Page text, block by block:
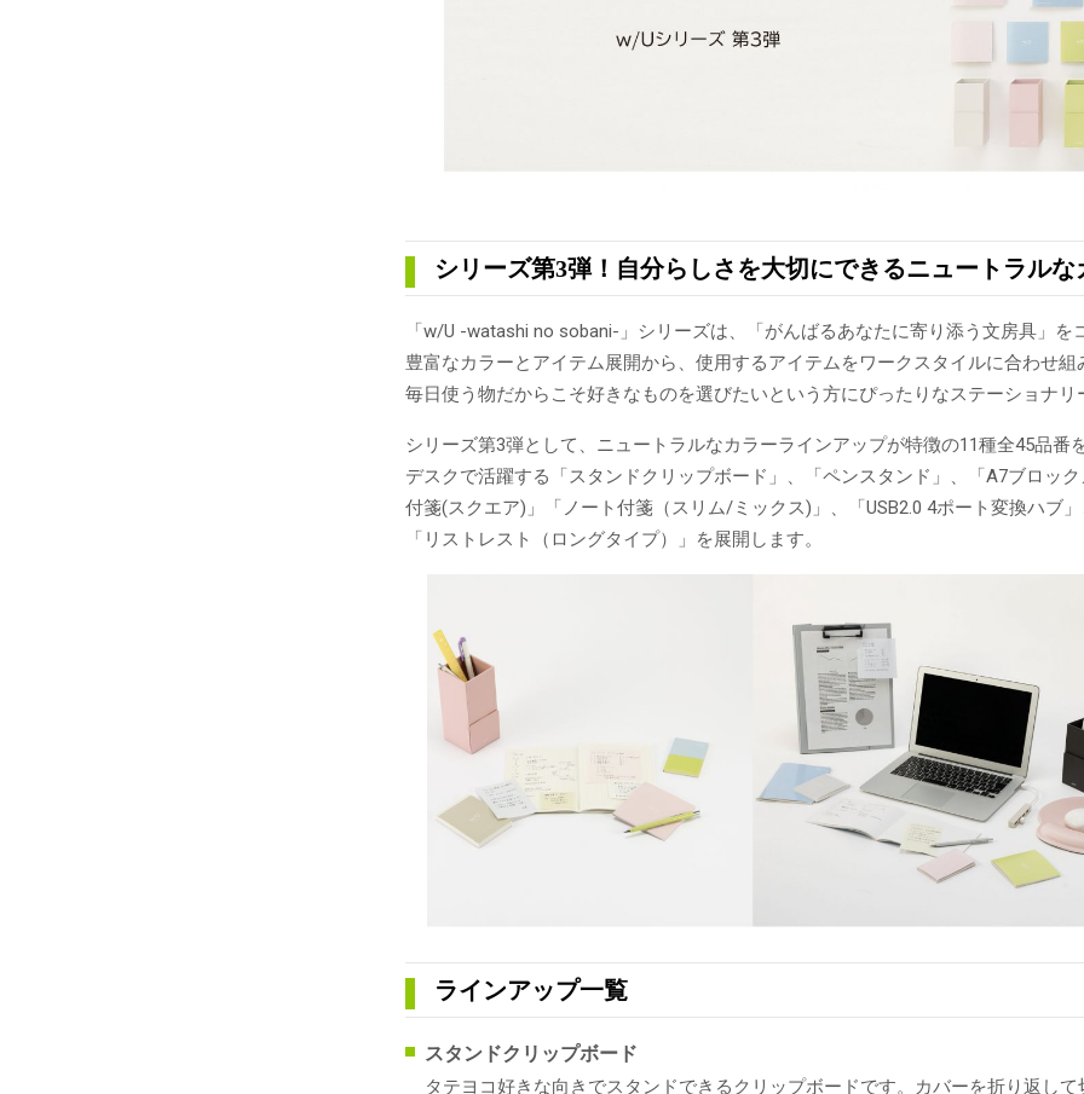
シリーズ第3弾！自分らしさを大切にできるニュートラル
「w/U -watashi no sobani-」シリーズは、「がんばるあなたに寄り添う文房具」
豊富なカラーとアイテム展開から、使用するアイテムをワークスタイルに合わせ
毎日使う物だからこそ好きなものを選びたいという方にぴったりなステーショナリ
シリーズ第3弾として、ニュートラルなカラーラインアップが特徴の11種全45品番
デスクで活躍する「スタンドクリップボード」、「ペンスタンド」、「A7ブロッ
付箋(スクエア)」「ノート付箋（スリム/ミックス)」、「USB2.0 4ポート変換ハブ
「リストレスト（ロングタイプ）」を展開します。
ラインアップ一覧
スタンドクリップボード
タテヨコ好きな向きでスタンドできるクリップボードです。カバーを折り返し